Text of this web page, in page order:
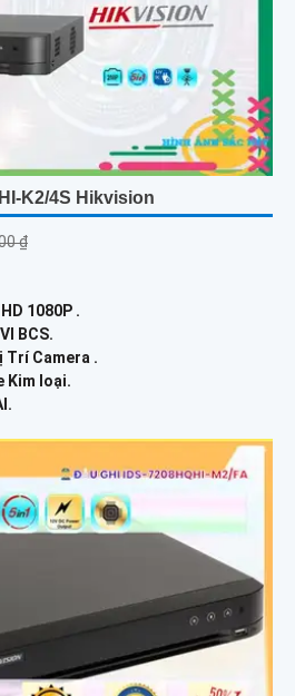
K2/4S Hikvision
₫
1080P .
BCS.
Trí Camera .
Kim loại.